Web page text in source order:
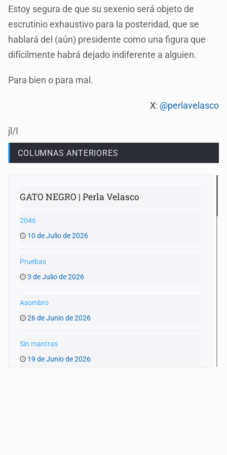
Estoy segura de que su sexenio será objeto de
escrutinio exhaustivo para la posteridad, que se
hablará del (aún) presidente como una figura que
difícilmente habrá dejado indiferente a alguien.
Para bien o para mal.
X: @perlavelasco
jl/I
COLUMNAS ANTERIORES
GATO NEGRO | Perla Velasco
2046
10 de Julio de 2026
Pruebas
3 de Julio de 2026
Asombro
26 de Junio de 2026
Sin mantras
19 de Junio de 2026